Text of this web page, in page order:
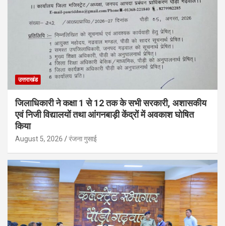
उत्तराखंड
जिलाधिकारी ने कक्षा 1 से 12 तक के सभी सरकारी, अशासकीय
एवं निजी विद्यालयों तथा आंगनबाड़ी केंद्रों में अवकाश घोषित
किया
August 5, 2026 रंजना गुसाई